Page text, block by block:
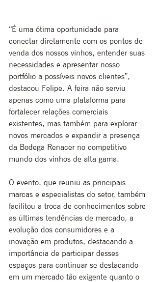
“É uma ótima oportunidade para
conectar diretamente com os pontos de
venda dos nossos vinhos, entender suas
necessidades e apresentar nosso
portfólio a possíveis novos clientes”,
destacou Felipe. A feira não serviu
apenas como uma plataforma para
fortalecer relações comerciais
existentes, mas também para explorar
novos mercados e expandir a presença
da Bodega Renacer no competitivo
mundo dos vinhos de alta gama.
O evento, que reuniu as principais
marcas e especialistas do setor, também
facilitou a troca de conhecimentos sobre
as últimas tendências de mercado, a
evolução dos consumidores e a
inovação em produtos, destacando a
importância de participar desses
espaços para continuar se destacando
em um mercado tão exigente quanto o